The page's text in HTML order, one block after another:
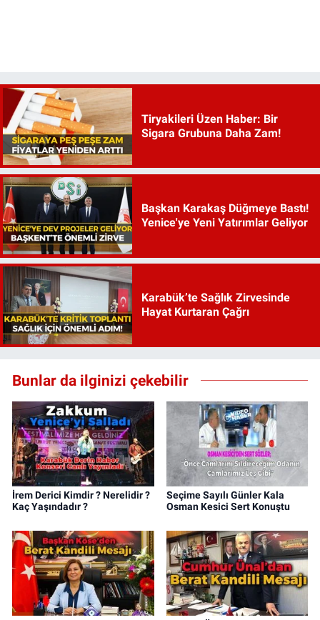
Tiryakileri Üzen Haber: Bir
Sigara Grubuna Daha Zam!
Başkan Karakaş Düğmeye Bastı!
Yenice'ye Yeni Yatırımlar Geliyor
Karabük’te Sağlık Zirvesinde
Hayat Kurtaran Çağrı
Bunlar da ilginizi çekebilir
İrem Derici Kimdir ? Nerelidir ?
Kaç Yaşındadır ?
Seçime Sayılı Günler Kala
Osman Kesici Sert Konuştu